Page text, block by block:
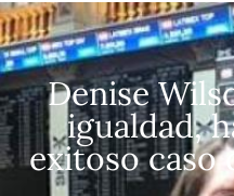
Denise
igualdad,
exitoso caso